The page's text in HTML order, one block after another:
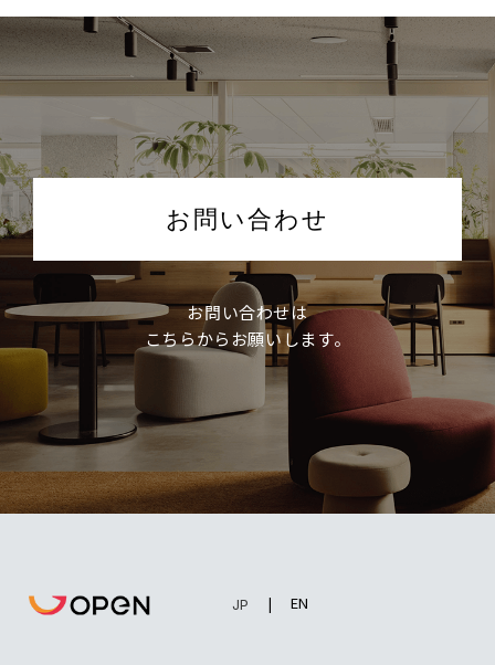
お問い合わせ
お問い合わせは
こちらからお願いします。
EN
JP